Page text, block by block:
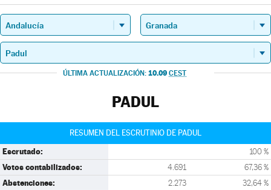
ÚLTIMA ACTUALIZACIÓN: 10.09 CEST
PADUL
RESUMEN DEL ESCRUTINIO DE PADUL
Escrutado: 100 %
Votos contabilizados: 4.691 67,36 %
Abstenciones: 2.273 32,64 %